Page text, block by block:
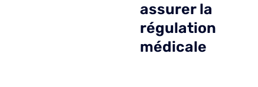
assurer la
régulation
médicale